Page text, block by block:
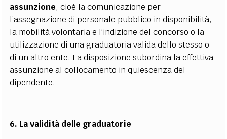
assunzione, cioè la comunicazione per
l’assegnazione di personale pubblico in disponibilità,
la mobilità volontaria e l’indizione del concorso o la
utilizzazione di una graduatoria valida dello stesso o
di un altro ente. La disposizione subordina la effettiva
assunzione al collocamento in quiescenza del
dipendente.
6. La validità delle graduatorie